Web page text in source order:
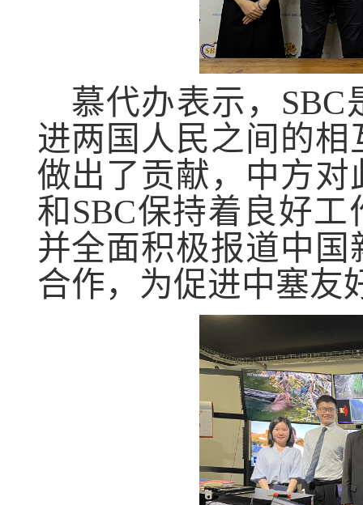
慕代办表示， SBC
进两国人民之间的
做出了贡献，中方
和 SBC保持着良好工
并全面积极报道中
合作，为促进中塞友